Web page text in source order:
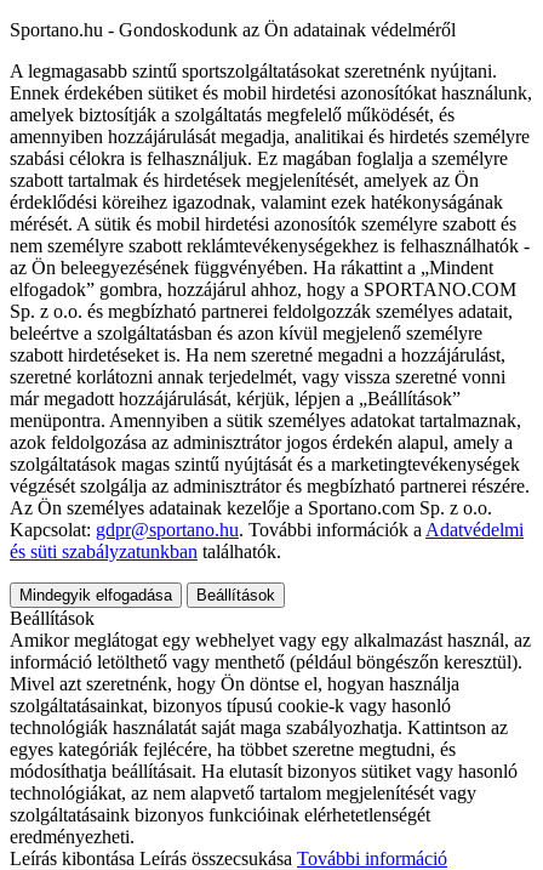
Sportano.hu - Gondoskodunk az Ön adatainak védelméről
A legmagasabb szintű sportszolgáltatásokat szeretnénk nyújtani.
Ennek érdekében sütiket és mobil hirdetési azonosítókat használunk,
amelyek biztosítják a szolgáltatás megfelelő működését, és
amennyiben hozzájárulását megadja, analitikai és hirdetés személyre
szabási célokra is felhasználjuk. Ez magában foglalja a személyre
szabott tartalmak és hirdetések megjelenítését, amelyek az Ön
érdeklődési köreihez igazodnak, valamint ezek hatékonyságának
mérését. A sütik és mobil hirdetési azonosítók személyre szabott és
nem személyre szabott reklámtevékenységekhez is felhasználhatók -
az Ön beleegyezésének függvényében. Ha rákattint a „Mindent
elfogadok” gombra, hozzájárul ahhoz, hogy a SPORTANO.COM
Sp. z o.o. és megbízható partnerei feldolgozzák személyes adatait,
beleértve a szolgáltatásban és azon kívül megjelenő személyre
szabott hirdetéseket is. Ha nem szeretné megadni a hozzájárulást,
szeretné korlátozni annak terjedelmét, vagy vissza szeretné vonni
már megadott hozzájárulását, kérjük, lépjen a „Beállítások”
menüpontra. Amennyiben a sütik személyes adatokat tartalmaznak,
azok feldolgozása az adminisztrátor jogos érdekén alapul, amely a
szolgáltatások magas szintű nyújtását és a marketingtevékenységek
végzését szolgálja az adminisztrátor és megbízható partnerei részére.
Az Ön személyes adatainak kezelője a Sportano.com Sp. z o.o.
Kapcsolat: gdpr@sportano.hu. További információk a Adatvédelmi
és süti szabályzatunkban találhatók.
Mindegyik elfogadása Beállítások
Beállítások
Amikor meglátogat egy webhelyet vagy egy alkalmazást használ, az
információ letölthető vagy menthető (például böngészőn keresztül).
Mivel azt szeretnénk, hogy Ön döntse el, hogyan használja
szolgáltatásainkat, bizonyos típusú cookie-k vagy hasonló
technológiák használatát saját maga szabályozhatja. Kattintson az
egyes kategóriák fejlécére, ha többet szeretne megtudni, és
módosíthatja beállításait. Ha elutasít bizonyos sütiket vagy hasonló
technológiákat, az nem alapvető tartalom megjelenítését vagy
szolgáltatásaink bizonyos funkcióinak elérhetetlenségét
eredményezheti.
Leírás kibontása Leírás összecsukása További információ